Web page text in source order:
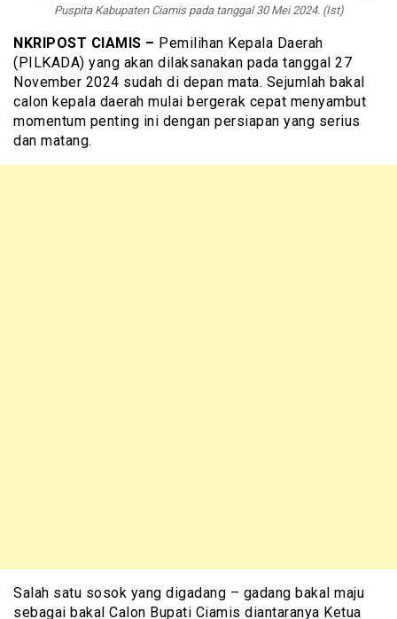
Puspita Kabupaten Ciamis pada tanggal 30 Mei 2024. (Ist)
NKRIPOST CIAMIS – Pemilihan Kepala Daerah
(PILKADA) yang akan dilaksanakan pada tanggal 27
November 2024 sudah di depan mata. Sejumlah bakal
calon kepala daerah mulai bergerak cepat menyambut
momentum penting ini dengan persiapan yang serius
dan matang.
Salah satu sosok yang digadang – gadang bakal maju
sebagai bakal Calon Bupati Ciamis diantaranya Ketua